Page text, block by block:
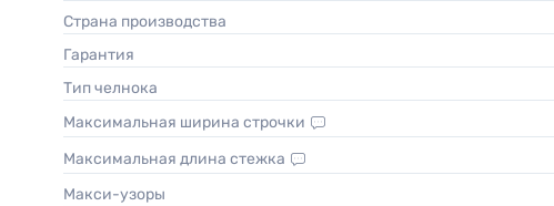
Страна производства
Гарантия
Тип челнока
Максимальная ширина строчки
Максимальная длина стежка
Макси-узоры